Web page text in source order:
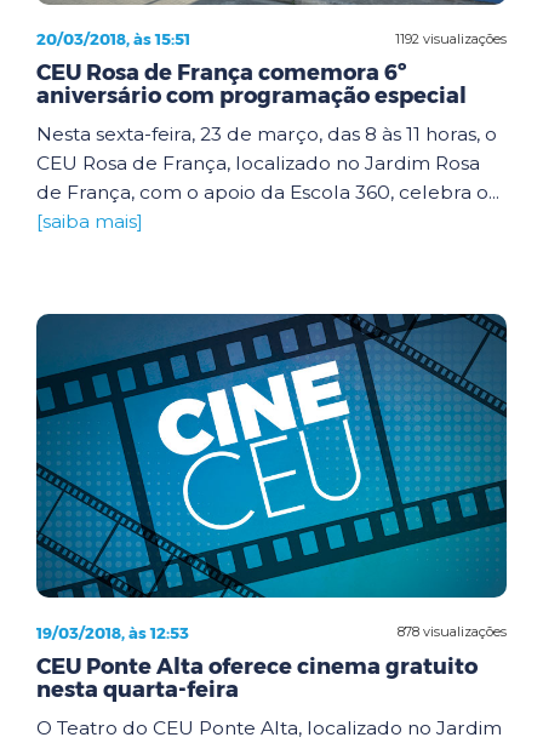
1192 visualizações
20/03/2018, às 15:51
CEU Rosa de França comemora 6º
aniversário com programação especial
Nesta sexta-feira, 23 de março, das 8 às 11 horas, o
CEU Rosa de França, localizado no Jardim Rosa
de França, com o apoio da Escola 360, celebra o...
[saiba mais]
878 visualizações
19/03/2018, às 12:53
CEU Ponte Alta oferece cinema gratuito
nesta quarta-feira
O Teatro do CEU Ponte Alta, localizado no Jardim